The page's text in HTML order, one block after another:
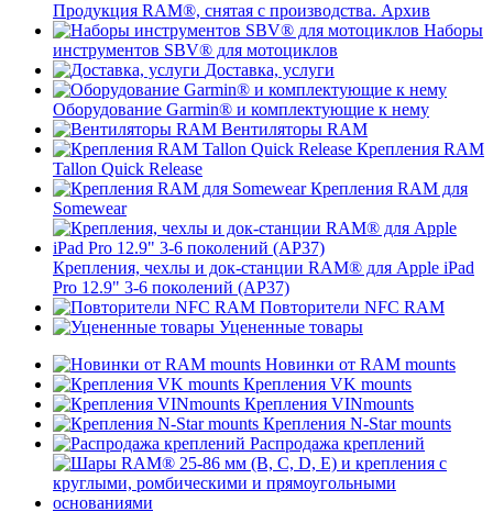
Продукция RAM®, снятая с производства. Архив
Наборы
инструментов SBV® для мотоциклов
Доставка, услуги
Оборудование Garmin® и комплектующие к нему
Вентиляторы RAM
Крепления RAM
Tallon Quick Release
Крепления RAM для
Somewear
Крепления, чехлы и док-станции RAM® для Apple iPad
Pro 12.9" 3-6 поколений (AP37)
Повторители NFC RAM
Уцененные товары
Новинки от RAM mounts
Крепления VK mounts
Крепления VINmounts
Крепления N-Star mounts
Распродажа креплений